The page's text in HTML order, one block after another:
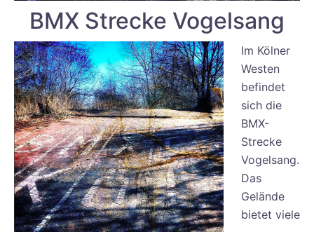
BMX Strecke Vogelsang
Im Kölner
Westen
befindet
sich die
BMX-
Strecke
Vogelsang.
Das
Gelände
bietet viele